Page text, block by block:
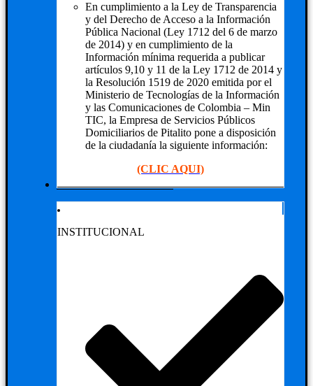
En cumplimiento a la Ley de Transparencia
y del Derecho de Acceso a la Información
Pública Nacional (Ley 1712 del 6 de marzo
de 2014) y en cumplimiento de la
Información mínima requerida a publicar
artículos 9,10 y 11 de la Ley 1712 de 2014 y
la Resolución 1519 de 2020 emitida por el
Ministerio de Tecnologías de la Información
y las Comunicaciones de Colombia – Min
TIC, la Empresa de Servicios Públicos
Domiciliarios de Pitalito pone a disposición
de la ciudadanía la siguiente información:
(CLIC AQUI)
NUESTRA EMPRESA
INSTITUCIONAL